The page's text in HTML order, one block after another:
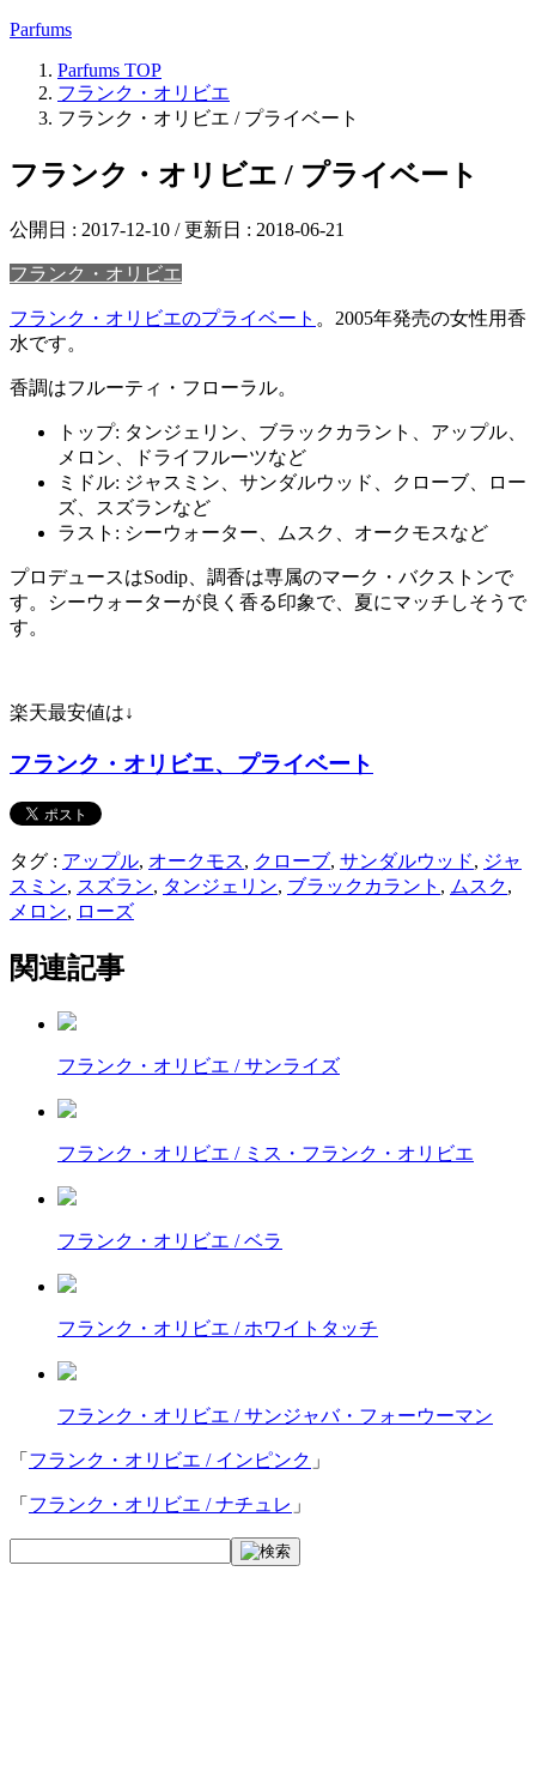
Parfums
Parfums TOP
フランク・オリビエ
フランク・オリビエ / プライベート
フランク・オリビエ / プライベート
公開日 : 2017-12-10 / 更新日 : 2018-06-21
フランク・オリビエ
フランク・オリビエのプライベート 。2005年発売の女性用香
水です。
香調はフルーティ・フローラル。
トップ: タンジェリン、ブラックカラント、アップル、
メロン、ドライフルーツなど
ミドル: ジャスミン、サンダルウッド、クローブ、ロー
ズ、スズランなど
ラスト: シーウォーター、ムスク、オークモスなど
プロデュースはSodip、調香は専属のマーク・バクストンで
す。シーウォーターが良く香る印象で、夏にマッチしそうで
す。
楽天最安値は↓
フランク・オリビエ、プライベート
タグ : アップル, オークモス, クローブ, サンダルウッド, ジャ
スミン, スズラン, タンジェリン, ブラックカラント , ムスク,
メロン, ローズ
関連記事
フランク・オリビエ / サンライズ
フランク・オリビエ / ミス・フランク・オリビエ
フランク・オリビエ / ベラ
フランク・オリビエ / ホワイトタッチ
フランク・オリビエ / サンジャバ・フォーウーマン
「 フランク・オリビエ / インピンク 」
「 フランク・オリビエ / ナチュレ 」